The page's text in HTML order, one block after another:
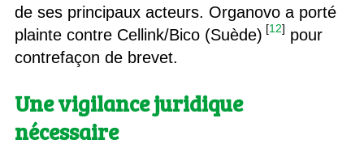
de ses principaux acteurs. Organovo a porté
plainte contre Cellink/Bico (Suède) [12] pour
contrefaçon de brevet.
Une vigilance juridique
nécessaire